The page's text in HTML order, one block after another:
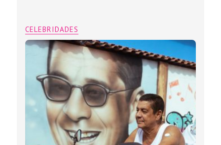
CELEBRIDADES